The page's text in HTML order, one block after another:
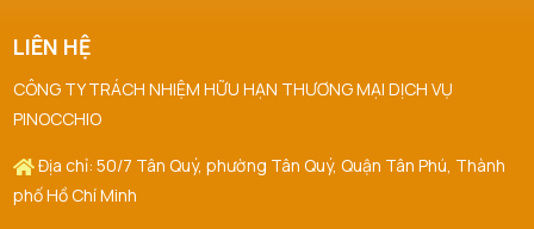
LIÊN HỆ
CÔNG TY TRÁCH NHIỆM HỮU HẠN THƯƠNG MẠI DỊCH VỤ
PINOCCHIO
Địa chỉ: 50/7 Tân Quý, phường Tân Quý, Quận Tân Phú, Thành
phố Hồ Chí Minh